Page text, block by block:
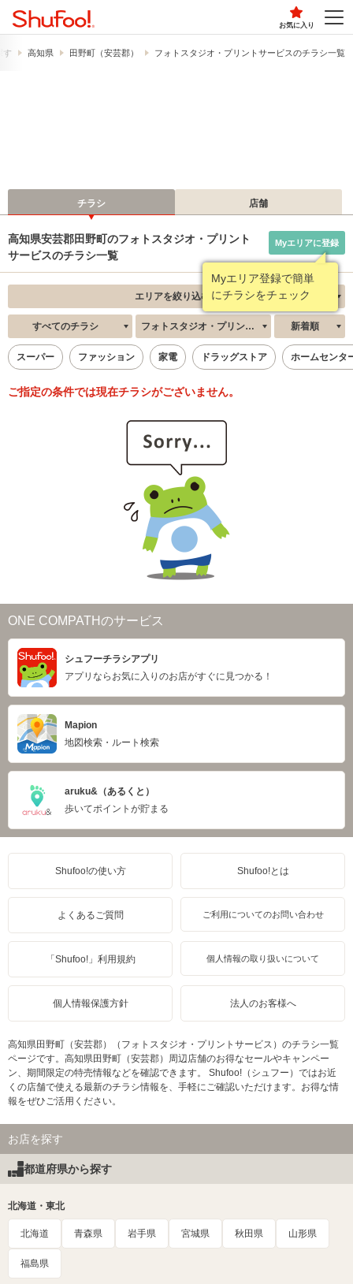
お気に入り
す 高知県 田野町（安芸郡） フォトスタジオ・プリントサービスのチラシ一覧
チラシ 店舗
高知県安芸郡田野町のフォトスタジオ・プリント
サービスのチラシ一覧
Myエリア登録で簡単
にチラシをチェック
Myエリアに登録
エリアを絞り込む
すべてのチラシ フォトスタジオ・プリントサービス 新着順
スーパー ファッション 家電 ドラッグストア ホームセンタ
ご指定の条件では現在チラシがございません。
ONE COMPATHのサービス
シュフーチラシアプリ
アプリならお気に入りのお店がすぐに見つかる！
Mapion
地図検索・ルート検索
aruku&（あるくと）
歩いてポイントが貯まる
Shufoo!の使い方 Shufoo!とは
よくあるご質問 ご利用についてのお問い合わせ
「Shufoo!」利用規約 個人情報の取り扱いについて
個人情報保護方針 法人のお客様へ
高知県田野町（安芸郡）（フォトスタジオ・プリントサービス）のチラシ一覧
ページです。高知県田野町（安芸郡）周辺店舗のお得なセールやキャンペー
ン、期間限定の特売情報などを確認できます。 Shufoo!（シュフー）ではお近
くの店舗で使える最新のチラシ情報を、手軽にご確認いただけます。お得な情
報をぜひご活用ください。
お店を探す
都道府県から探す
北海道・東北
北海道 青森県 岩手県 宮城県 秋田県 山形県
福島県